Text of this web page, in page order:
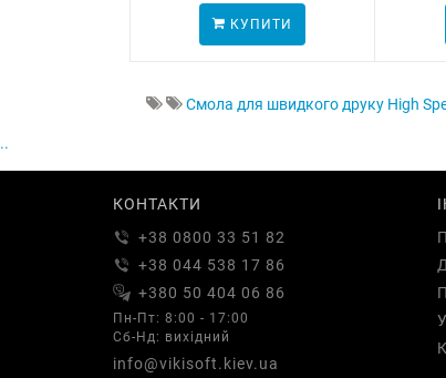
КУПИТИ
Смола для швидкого друку High
..
КОНТАКТИ
+38 0800 33 51 82
+38 044 538 17 86
+380 50 404 06 86
Пн-Пт: 8:00 - 17:00
Сб-Нд: вихідний
info@vikisoft.kiev.ua